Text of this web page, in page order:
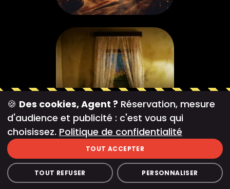
🍪 Des cookies, Agent ? Réservation, mesure
d'audience et publicité : c'est vous qui
choisissez. Politique de confidentialité
TOUT REFUSER PERSONNALISER
TOUT ACCEPTER